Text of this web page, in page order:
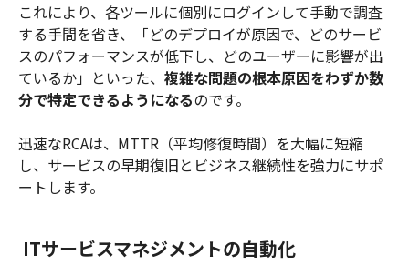
これにより、各ツールに個別にログインして手動で調査
する手間を省き、「どのデプロイが原因で、どのサービ
スのパフォーマンスが低下し、どのユーザーに影響が出
ているか」といった、 複雑な問題の根本原因をわずか数
分で特定できるようになるのです。
迅速なRCAは、MTTR（平均修復時間）を大幅に短縮
し、サービスの早期復旧とビジネス継続性を強力にサポ
ートします。
ITサービスマネジメントの自動化